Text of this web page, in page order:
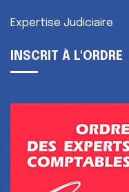
Expertise Judiciaire
INSCRIT À L'ORDRE